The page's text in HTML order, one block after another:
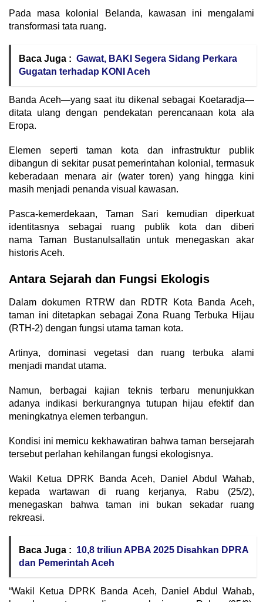
Pada masa kolonial Belanda, kawasan ini mengalami
transformasi tata ruang.
Baca Juga : Gawat, BAKI Segera Sidang Perkara
Gugatan terhadap KONI Aceh
Banda Aceh—yang saat itu dikenal sebagai Koetaradja—
ditata ulang dengan pendekatan perencanaan kota ala
Eropa.
Elemen seperti taman kota dan infrastruktur publik
dibangun di sekitar pusat pemerintahan kolonial, termasuk
keberadaan menara air (water toren) yang hingga kini
masih menjadi penanda visual kawasan.
Pasca-kemerdekaan, Taman Sari kemudian diperkuat
identitasnya sebagai ruang publik kota dan diberi
nama Taman Bustanulsallatin untuk menegaskan akar
historis Aceh.
Antara Sejarah dan Fungsi Ekologis
Dalam dokumen RTRW dan RDTR Kota Banda Aceh,
taman ini ditetapkan sebagai Zona Ruang Terbuka Hijau
(RTH-2) dengan fungsi utama taman kota.
Artinya, dominasi vegetasi dan ruang terbuka alami
menjadi mandat utama.
Namun, berbagai kajian teknis terbaru menunjukkan
adanya indikasi berkurangnya tutupan hijau efektif dan
meningkatnya elemen terbangun.
Kondisi ini memicu kekhawatiran bahwa taman bersejarah
tersebut perlahan kehilangan fungsi ekologisnya.
Wakil Ketua DPRK Banda Aceh, Daniel Abdul Wahab,
kepada wartawan di ruang kerjanya, Rabu (25/2),
menegaskan bahwa taman ini bukan sekadar ruang
rekreasi.
Baca Juga : 10,8 triliun APBA 2025 Disahkan DPRA
dan Pemerintah Aceh
“Wakil Ketua DPRK Banda Aceh, Daniel Abdul Wahab,